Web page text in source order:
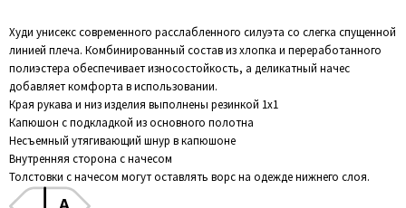
Худи унисекс современного расслабленного силуэта со слегка спущенной
линией плеча. Комбинированный состав из хлопка и переработанного
полиэстера обеспечивает износостойкость, а деликатный начес
добавляет комфорта в использовании.
Края рукава и низ изделия выполнены резинкой 1х1
Капюшон с подкладкой из основного полотна
Несъемный утягивающий шнур в капюшоне
Внутренняя сторона с начесом
Толстовки с начесом могут оставлять ворс на одежде нижнего слоя.